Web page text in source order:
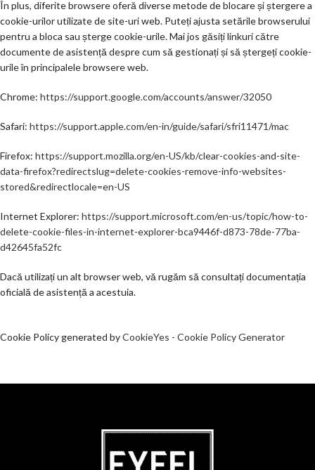
În plus, diferite browsere oferă diverse metode de blocare și ștergere a
cookie-urilor utilizate de site-uri web. Puteți ajusta setările browserului
pentru a bloca sau șterge cookie-urile. Mai jos găsiți linkuri către
documente de asistență despre cum să gestionați și să ștergeți cookie-
urile în principalele browsere web.
Chrome: https://support.google.com/accounts/answer/32050
Safari: https://support.apple.com/en-in/guide/safari/sfri11471/mac
Firefox: https://support.mozilla.org/en-US/kb/clear-cookies-and-site-
data-firefox?redirectslug=delete-cookies-remove-info-websites-
stored&redirectlocale=en-US
Internet Explorer: https://support.microsoft.com/en-us/topic/how-to-
delete-cookie-files-in-internet-explorer-bca9446f-d873-78de-77ba-
d42645fa52fc
Dacă utilizați un alt browser web, vă rugăm să consultați documentația
oficială de asistență a acestuia.
Cookie Policy generated byCookieYes - Cookie Policy Generator